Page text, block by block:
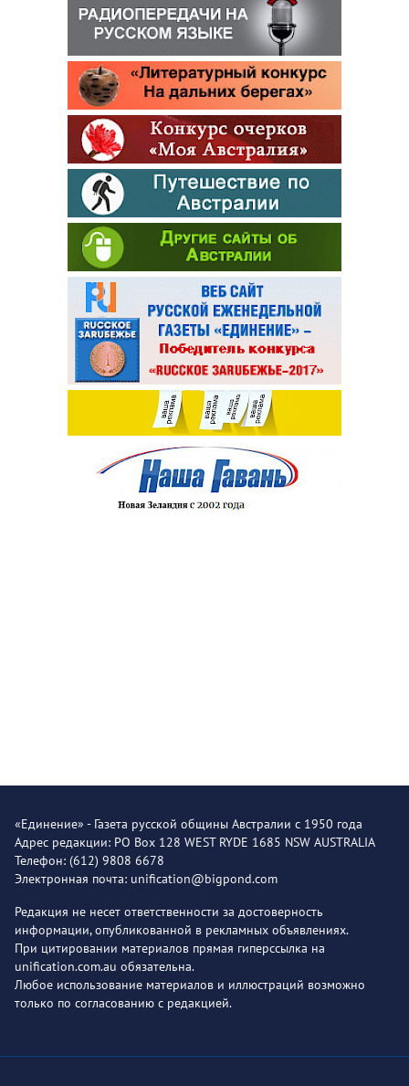
«Единение» - Газета русской общины Австралии с 1950 года
Адрес редакции: PO Box 128 WEST RYDE 1685 NSW AUSTRALIA
Телефон: (612) 9808 6678
Электронная почта: unification@bigpond.com
Редакция не несет ответственности за достоверность
информации, опубликованной в рекламных объявлениях.
При цитировании материалов прямая гиперссылка на
unification.com.au обязательна.
Любое использование материалов и иллюстраций возможно
только по согласованию с редакцией.